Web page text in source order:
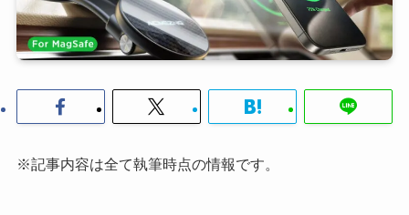
※記事内容は全て執筆時点の情報です。